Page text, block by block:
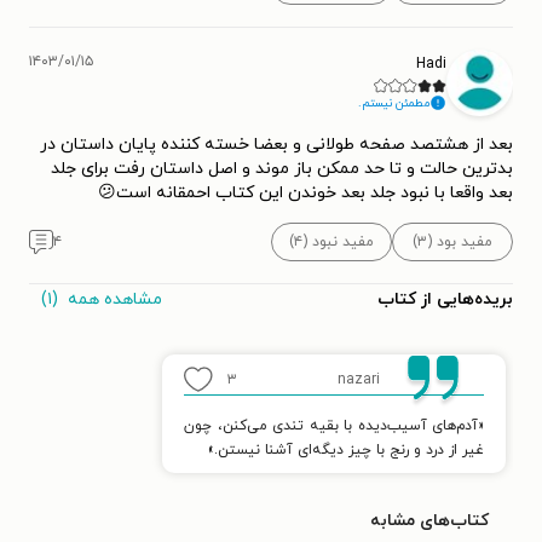
Hadi
مطمئن نیستم.
۱۴۰۳/۰۱/۱۵
بعد از هشتصد صفحه طولانی و بعضا خسته کننده پایان داستان در
بدترین حالت و تا حد ممکن باز موند و اصل داستان رفت برای جلد
بعد واقعا با نبود جلد بعد خوندن این کتاب احمقانه است😕
مفید بود (۳) مفید نبود (۴) ۴
بریده‌هایی از کتاب مشاهده همه (۱)
nazari ۳
«آدم‌های آسیب‌دیده با بقیه تندی می‌کنن، چون
غیر از درد و رنج با چیز دیگه‌ای آشنا نیستن.»
کتاب‌های مشابه